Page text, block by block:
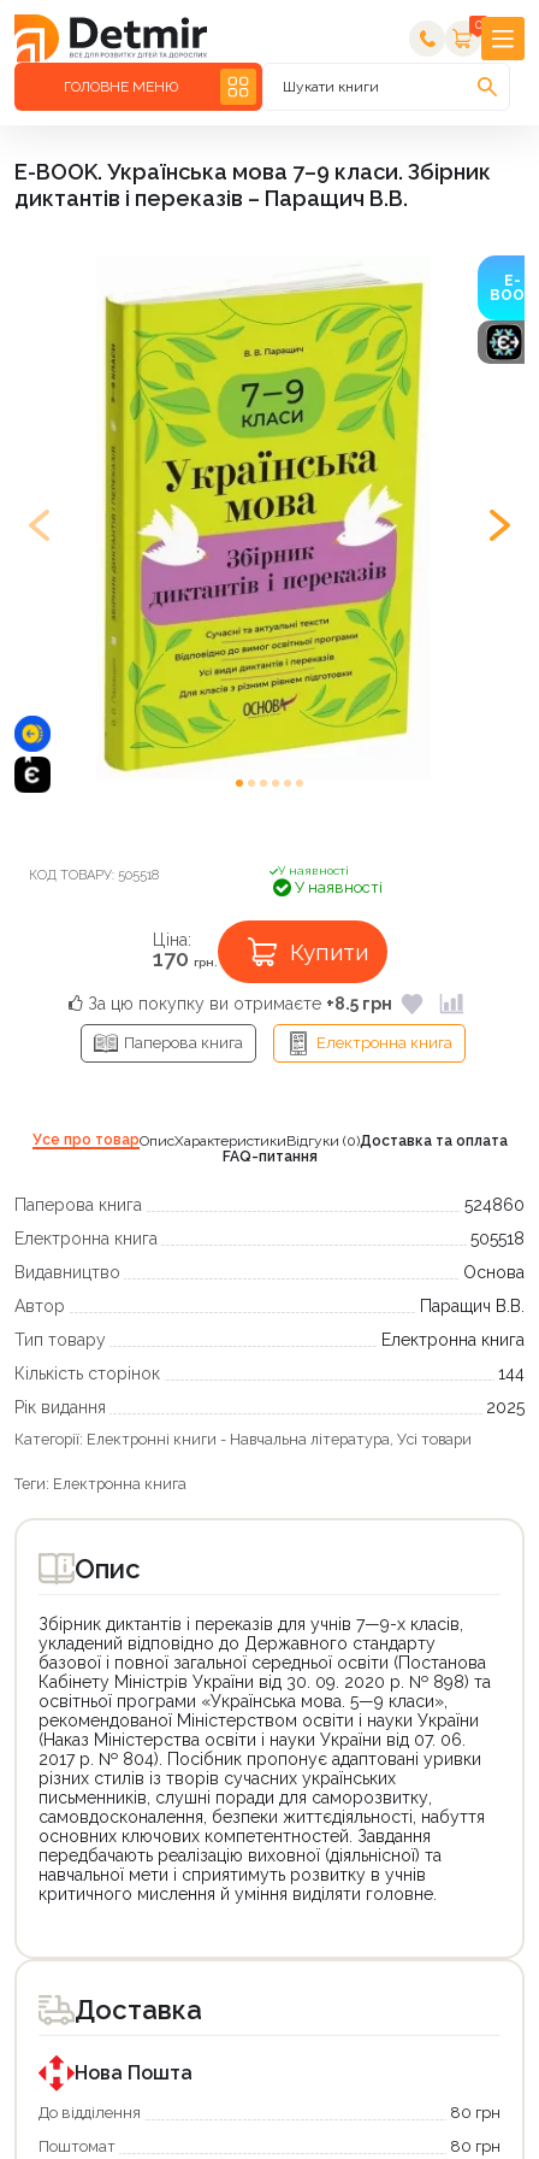
0
ГОЛОВНЕ МЕНЮ Шукати книги
E-BOOK. Українська мова 7–9 класи. Збірник
диктантів і переказів – Паращич В.В.
E-
BOOK
КОД ТОВАРУ: 505518 У наявності
У наявності
Ціна:
170 грн. Купити
За цю покупку ви отримаєте +8.5 грн
Паперова книга Електронна книга
Усе про товарОписХарактеристикиВідгуки (0)Доставка та оплата
FAQ-питання
Паперова книга
524860
Електронна книга
505518
Видавництво
Основа
Автор
Паращич В.В.
Тип товару
Електронна книга
Кількість сторінок
144
Рік видання
2025
Категорії: Електронні книги - Навчальна література, Усі товари
Теги: Електронна книга
Опис
Збірник диктантів і переказів для учнів 7—9-х класів,
укладений відповідно до Державного стандарту
базової і повної загальної середньої освіти (Постанова
Кабінету Міністрів України від 30. 09. 2020 р. № 898) та
освітньої програми «Українська мова. 5—9 класи»,
рекомендованої Міністерством освіти і науки України
(Наказ Міністерства освіти і науки України від 07. 06.
2017 р. № 804). Посібник пропонує адаптовані уривки
різних стилів із творів сучасних українських
письменників, слушні поради для саморозвитку,
самовдосконалення, безпеки життєдіяльності, набуття
основних ключових компетентностей. Завдання
передбачають реалізацію виховної (діяльнісної) та
навчальної мети і сприятимуть розвитку в учнів
критичного мислення й уміння виділяти головне.
товар
для
покупки
державною
програмою
єКнига.
Використовуйте
карту
товар
для
покупки
державною
програмою
«Національний
кешбек».
покупку
Доставка
Нова Пошта
До відділення
80 грн
Поштомат
80 грн